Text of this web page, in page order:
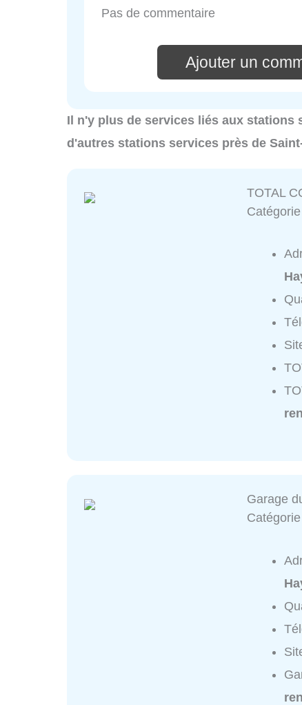
Pas de commentaire
Ajouter un
Il n'y plus de services liés aux stations
d'autres stations services près de
TOTAL
Garage